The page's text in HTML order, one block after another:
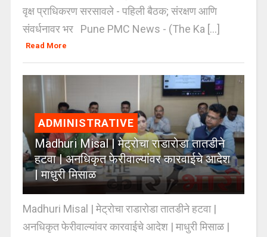
वृक्ष प्राधिकरण सरसावले - पहिली बैठक; संरक्षण आणि
संवर्धनावर भर Pune PMC News - (The Ka [...]
Read More
ADMINISTRATIVE
Madhuri Misal | मेट्रोचा राडारोडा तातडीने
हटवा | अनधिकृत फेरीवाल्यांवर कारवाईचे आदेश
| माधुरी मिसाळ
Madhuri Misal | मेट्रोचा राडारोडा तातडीने हटवा |
अनधिकृत फेरीवाल्यांवर कारवाईचे आदेश | माधुरी मिसाळ |